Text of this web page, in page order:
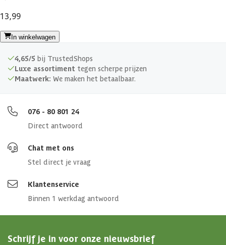
13,99
In winkelwagen
4,65/5 bij TrustedShops
Luxe assortiment tegen scherpe prijzen
Maatwerk: We maken het betaalbaar.
076 - 80 801 24
Direct antwoord
Chat met ons
Stel direct je vraag
Klantenservice
Binnen 1 werkdag antwoord
Schrijf je in voor onze nieuwsbrief